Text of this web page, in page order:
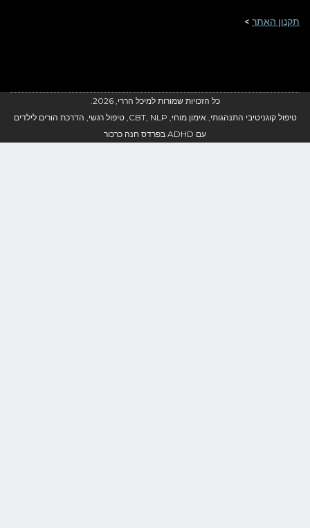
האתר>
כל הזכויות שמורות למיכל הררי, 2026.
טיפול קוגניטיבי התנהגותי, אימון מוחי, CBT, NLP, טיפול רגשי, הדרכת הורים לילדים